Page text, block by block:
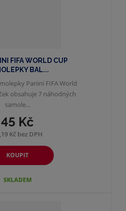
FIFA WORLD CUP
BAL...
45 Kč
Kč bez DPH
KOUPIT
SKLADEM
Panini FIFA World
obsahuje 7 náhodných
samole...